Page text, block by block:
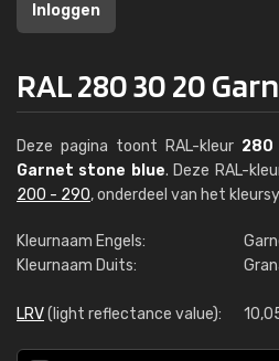
Inloggen
RAL 280 30 20
Deze pagina toont RAL-kleur 280
Garnet stone blue. Deze RAL-
200 - 290, onderdeel van het
Kleurnaam Engels:
Kleurnaam Duits:
LRV(light reflectance value):